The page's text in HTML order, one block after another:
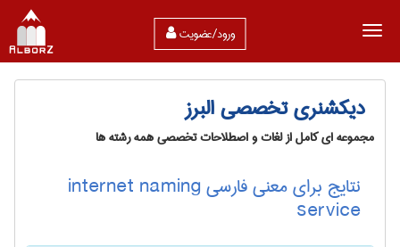
ورود/عضویت
دیکشنری تخصصی البرز
مجموعه ای کامل از لغات و اصطلاحات تخصصی همه رشته ها
نتایج برای معنی فارسی internet naming
service